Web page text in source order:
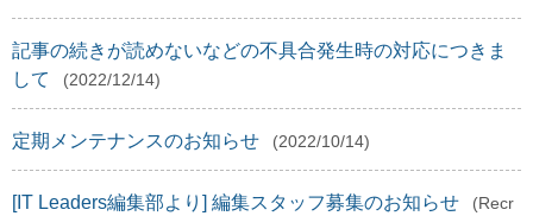
記事の続きが読めないなどの不具合発生時の対応につきま
して
(2022/12/14)
定期メンテナンスのお知らせ (2022/10/14)
[IT Leaders編集部より] 編集スタッフ募集のお知らせ
(Recr